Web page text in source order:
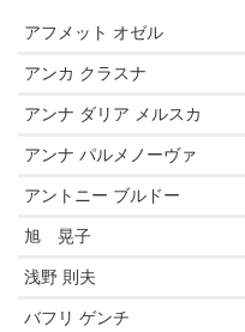
アフメット オゼル
アンカ クラスナ
アンナ ダリア メルスカ
アンナ パルメノーヴァ
アントニー ブルドー
旭 晃子
浅野 則夫
バフリ ゲンチ